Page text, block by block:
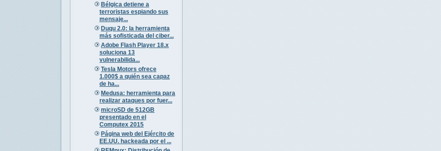
Bélgica detiene a
terroristas espiando sus
mensaje...
Duqu 2.0: la herramienta
más sofisticada del ciber...
Adobe Flash Player 18.x
soluciona 13
vulnerabilida...
Tesla Motors ofrece
1.000$ a quién sea capaz
de ha...
Medusa: herramienta para
realizar ataques por fuer...
microSD de 512GB
presentado en el
Computex 2015
Página web del Ejército de
EE.UU. hackeada por el ...